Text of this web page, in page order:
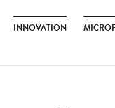
INNOVATION